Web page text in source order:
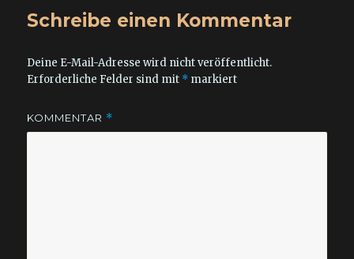
Schreibe einen Kommentar
Deine E-Mail-Adresse wird nicht veröffentlicht.
Erforderliche Felder sind mit * markiert
KOMMENTAR *